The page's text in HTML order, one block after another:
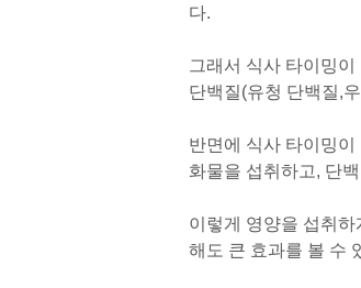
다.
그래서 식사 타이밍
단백질(유청 단백질,
반면에 식사 타이밍
화물을 섭취하고, 단
이렇게 영양을 섭취
해도 큰 효과를 볼 수